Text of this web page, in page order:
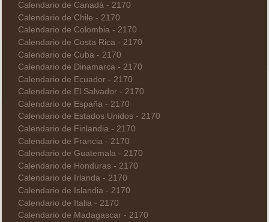
Calendario de Canadá - 2170
Calendario de Chile - 2170
Calendario de Colombia - 2170
Calendario de Costa Rica - 2170
Calendario de Cuba - 2170
Calendario de Dinamarca - 2170
Calendario de Ecuador - 2170
Calendario de El Salvador - 2170
Calendario de España - 2170
Calendario de Estados Unidos - 2170
Calendario de Finlandia - 2170
Calendario de Francia - 2170
Calendario de Guatemala - 2170
Calendario de Honduras - 2170
Calendario de Irlanda - 2170
Calendario de Islandia - 2170
Calendario de Italia - 2170
Calendario de Madagascar - 2170